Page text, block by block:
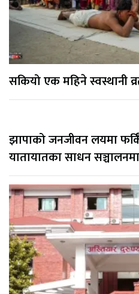
सकियो एक महिने स्वस्थानी
झापाको जनजीवन लयमा
यातायातका साधन सञ्चालनमा